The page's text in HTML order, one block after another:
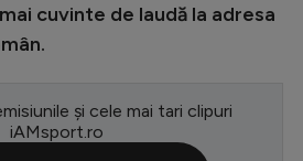
League
League
cuvinte de laudă la adresa
și cele mai tari clipuri
iAMsport.ro